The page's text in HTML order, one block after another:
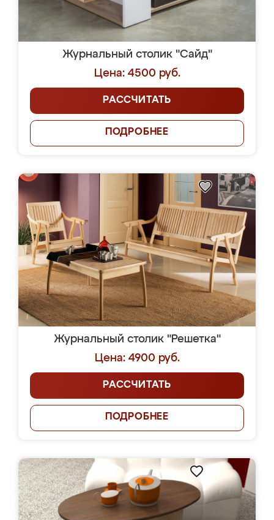
Журнальный столик "Сайд"
Цена: 4500 руб.
РАССЧИТАТЬ
ПОДРОБНЕЕ
Журнальный столик "Решетка"
Цена: 4900 руб.
РАССЧИТАТЬ
ПОДРОБНЕЕ